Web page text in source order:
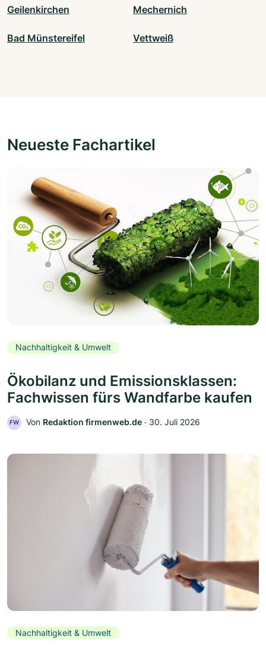
Geilenkirchen Mechernich
Bad Münstereifel Vettweiß
Neueste Fachartikel
Nachhaltigkeit & Umwelt
Ökobilanz und Emissionsklassen:
Fachwissen fürs Wandfarbe kaufen
FW Von Redaktion firmenweb.de ‧ 30. Juli 2026
Nachhaltigkeit & Umwelt